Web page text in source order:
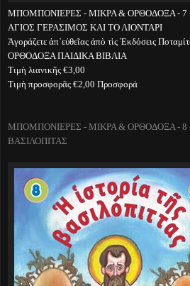
ΜΠΟΜΠΟΝΙΕΡΕΣ - ΜΙΚΡΑ & ΟΡΘΟΔΟΞΑ - 7
ΑΓΙΟΣ ΓΕΡΑΣΙΜΟΣ ΚΑΙ ΤΟ ΛΙΟΝΤΑΡΙ
Ἀγοράζετε ἀπ᾽εὐθεῖας ἀπὸ τὶς Ἐκδόσεις
ΟΡΘΟΔΟΞΑ ΠΑΙΔΙΚΑ ΒΙΒΛΙΑ
Τιμὴ λιανικῆς €3,00
Τιμὴ προσφορᾶς €2,00 Προσφορά
ΜΠΟΜΠΟΝΙΕΡΕΣ - ΜΙΚΡΑ & ΟΡΘΟΔΟΞΑ - 8
ΒΑΣΙΛΟΠΙΤΑΣ